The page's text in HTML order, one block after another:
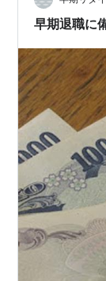
早期退職に